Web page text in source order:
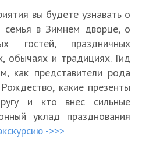
вы будете узнавать о
семья в Зимнем дворце, о
гостей, праздничных
обычаях и традициях. Гид
как представители рода
какие презенты
и кто внес сильные
уклад празднования
->>>